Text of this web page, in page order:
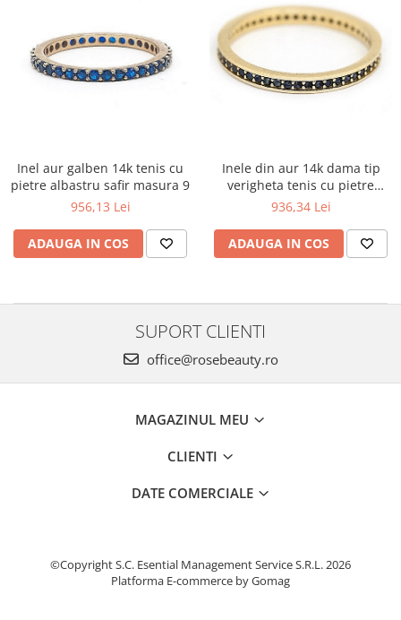
Inel aur galben 14k tenis cu
pietre albastru safir masura 9
956,13 Lei
ADAUGA IN COS
Inele din aur 14k dama tip
verigheta tenis cu pietre
negre R15
936,34 Lei
ADAUGA IN COS
SUPORT CLIENTI
office@rosebeauty.ro
MAGAZINUL MEU
CLIENTI
DATE COMERCIALE
©Copyright S.C. Esential Management Service S.R.L. 2026
Platforma E-commerce by Gomag